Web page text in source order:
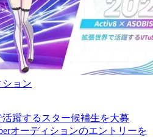
ション
躍するスター候補生を大募
オーディションのエントリーを